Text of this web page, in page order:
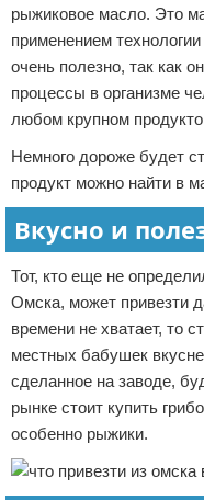
рыжиковое масло. Это
применением
очень полезно, так как
процессы в организме
любом крупном
Немного дороже будет
продукт можно найти в
Вкусно и
Тот, кто еще не
Омска, может привезти
времени не хватает, то
местных бабушек
сделанное на заводе,
рынке стоит купить
особенно рыжики.